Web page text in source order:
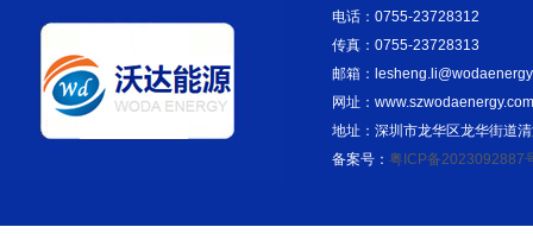
电话：0755-23728312
传真：0755-23728313
邮箱：
网址：www.szwodaenergy.com
地址：深圳市龙华区龙华街道
备案号： 粤ICP备2023092887